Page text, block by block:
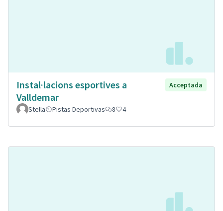
Instal·lacions esportives a
Valldemar
Acceptada
Stella Pistas Deportivas 8 4